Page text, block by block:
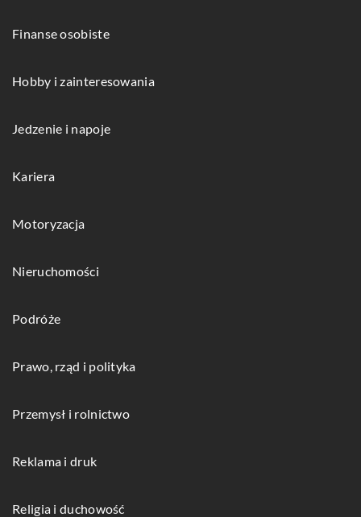
Finanse osobiste
Hobby i zainteresowania
Jedzenie i napoje
Kariera
Motoryzacja
Nieruchomości
Podróże
Prawo, rząd i polityka
Przemysł i rolnictwo
Reklama i druk
Religia i duchowość